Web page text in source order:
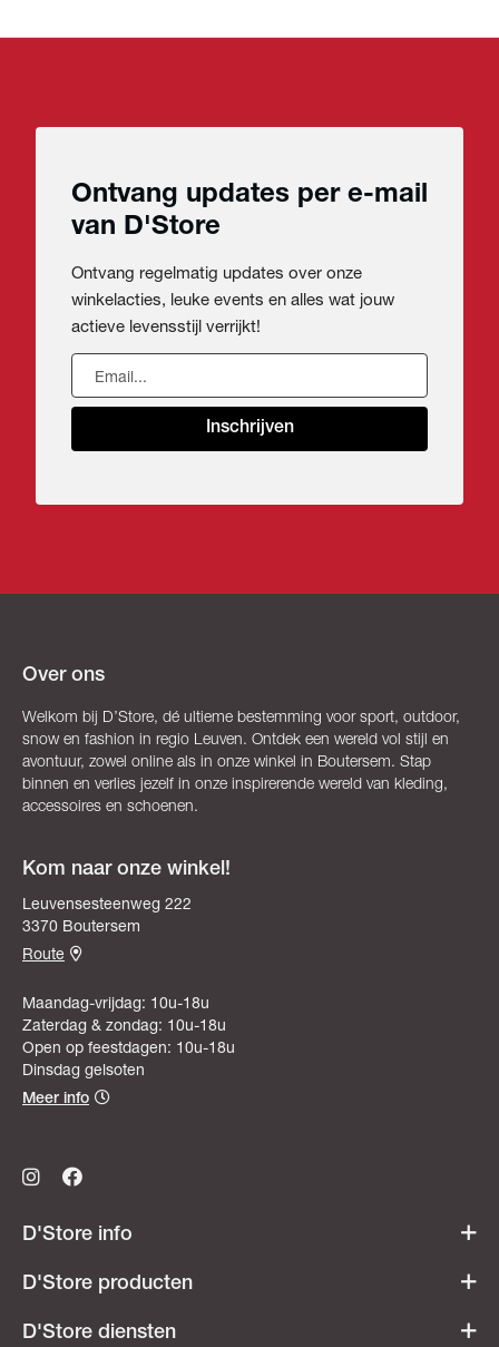
Ontvang updates per e-mail
van D'Store
Ontvang regelmatig updates over onze
winkelacties, leuke events en alles wat jouw
actieve levensstijl verrijkt!
Inschrijven
Over ons
Welkom bij D’Store, dé ultieme bestemming voor sport, outdoor,
snow en fashion in regio Leuven. Ontdek een wereld vol stijl en
avontuur, zowel online als in onze winkel in Boutersem. Stap
binnen en verlies jezelf in onze inspirerende wereld van kleding,
accessoires en schoenen.
D'Store info
Werken bij D'Store
D'Store producten
Acties & promoties
D'Store diensten
Kom naar onze winkel!
Leuvensesteenweg 222
3370 Boutersem
Route
Maandag-vrijdag: 10u-18u
Zaterdag & zondag: 10u-18u
Open op feestdagen: 10u-18u
Dinsdag gelsoten
Meer info